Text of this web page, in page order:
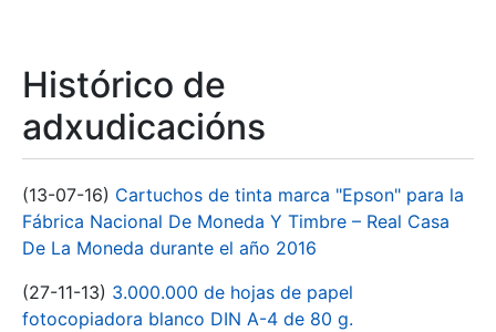
Histórico de
adxudicacións
(13-07-16) Cartuchos de tinta marca "Epson" para la
Fábrica Nacional De Moneda Y Timbre – Real Casa
De La Moneda durante el año 2016
(27-11-13) 3.000.000 de hojas de papel
fotocopiadora blanco DIN A-4 de 80 g.